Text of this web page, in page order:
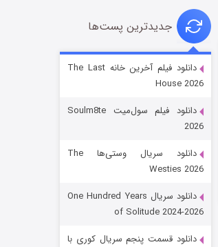
قسمت
جدیدترین پست‌ها
دانلود فیلم آخرین خانه The Last
House 2026
دانلود فیلم سول‌میت Soulm8te
2026
دانلود سریال وستی‌ها The
Westies 2026
دانلود سریال One Hundred Years
of Solitude 2024-2026
دانلود قسمت پنجم سریال کوری با